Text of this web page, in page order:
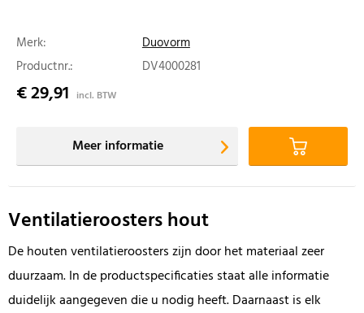
Merk:
Duovorm
Productnr.:
DV4000281
€ 29,91 incl. BTW
Meer informatie
Ventilatieroosters hout
De houten ventilatieroosters zijn door het materiaal zeer
duurzaam. In de productspecificaties staat alle informatie
duidelijk aangegeven die u nodig heeft. Daarnaast is elk